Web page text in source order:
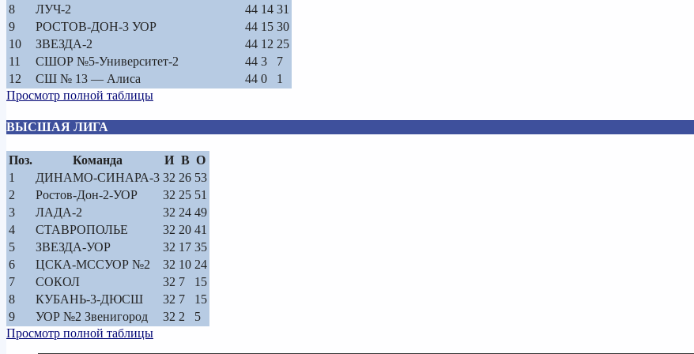
8 ЛУЧ-2 44 14 31
9
РОСТОВ-ДОН-3 УОР 44 15 30
10
ЗВЕЗДА-2 44 12 25
11
СШОР №5-Университет-2 44 3
7
12
СШ № 13 — Алиса 44 0
1
Просмотр полной таблицы
ВЫСШАЯ ЛИГА
Поз. Команда И В О
1
ДИНАМО-СИНАРА-3 32 26 53
2
Ростов-Дон-2-УОР 32 25 51
3
ЛАДА-2 32 24 49
4
СТАВРОПОЛЬЕ 32 20 41
5
ЗВЕЗДА-УОР 32 17 35
6
ЦСКА-МССУОР №2 32 10 24
7
СОКОЛ 32 7
15
8
КУБАНЬ-3-ДЮСШ 32 7
15
9
УОР №2 Звенигород 32 2
5
Просмотр полной таблицы